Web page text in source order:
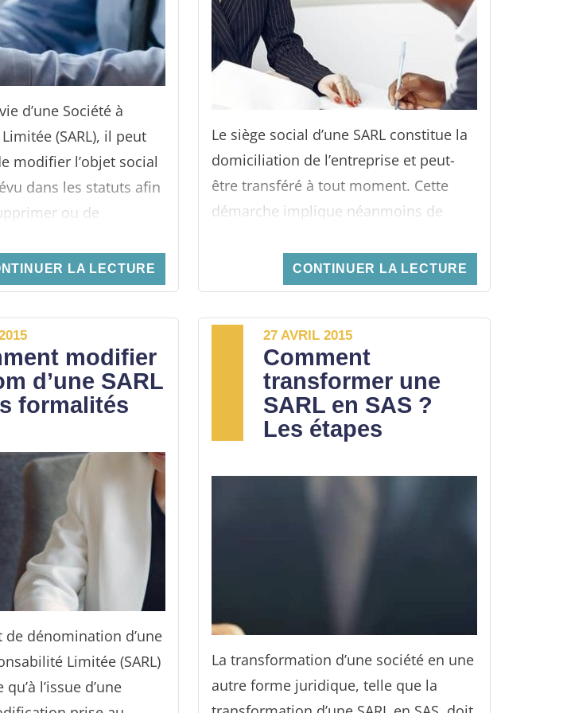
racheter des parts sociales en SARL ?
Quelles sont les conditions et qui peut
en racheter.
d’une Société à
(SARL), il peut
modifier l’objet social
dans les statuts afin
ou de
de respecter les
à tout changement
(dépôt du dossier
des
LA LECTURE
Le siège social d’une SARL constitue la
domiciliation de l’entreprise et peut-
être transféré à tout moment. Cette
démarche implique néanmoins de
CONTINUER LA LECTURE
modifier
d’une SARL
formalités
de dénomination d’une
Limitée (SARL)
l’issue d’une
27 AVRIL 2015
Comment
transformer une
SARL en SAS ?
Les étapes
La transformation d’une société en une
autre forme juridique, telle que la